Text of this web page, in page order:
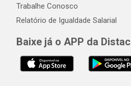
Trabalhe Conosco
Relatório de Igualdade Salarial
Baixe já o APP da Distac